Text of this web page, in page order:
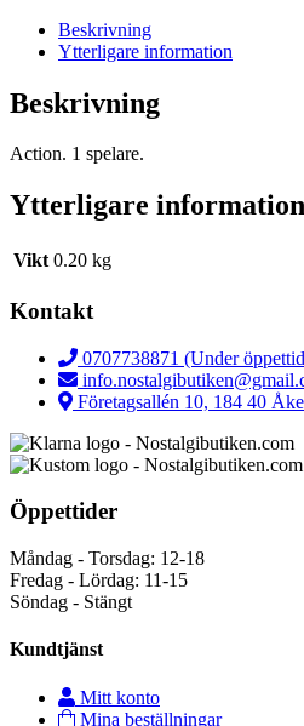
Beskrivning
Ytterligare information
Beskrivning
Action. 1 spelare.
Ytterligare information
Vikt 0.20 kg
Kontakt
0707738871 (Under
Företagsallén 10, 184 40
Öppettider
Måndag - Torsdag: 12-18
Fredag - Lördag: 11-15
Söndag - Stängt
Kundtjänst
Mitt konto
Mina beställningar